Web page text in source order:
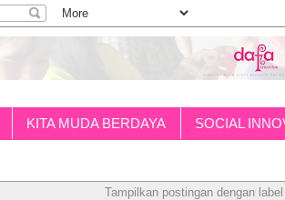
KITA MUDA BERDAYA SOCIAL
Tampilkan postingan dengan